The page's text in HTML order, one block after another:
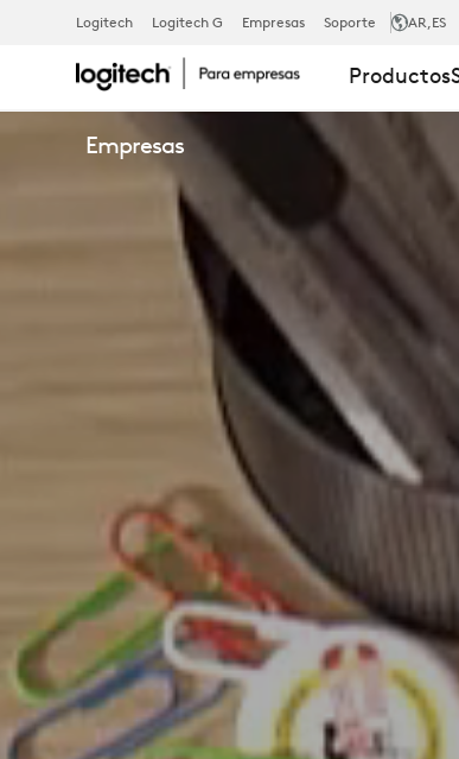
LOGI
BOLT
Logitech Logitech G Empresas Soporte AR,ES
Productos
Empresas